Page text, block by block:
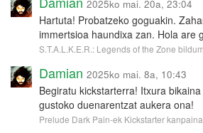
2025ko mai. 20a, 23:04
Hartuta! Probatzeko goguakin.
immertsioa haundixa zan. Hola are
S.T.A.L.K.E.R.: Legends of the Zone
Damian 2025ko mai. 8a, 10:43
Begiratu kickstarterra! Itxura
gustoko duenarentzat aukera ona!
Prelude Dark Pain-ek Kickstarter